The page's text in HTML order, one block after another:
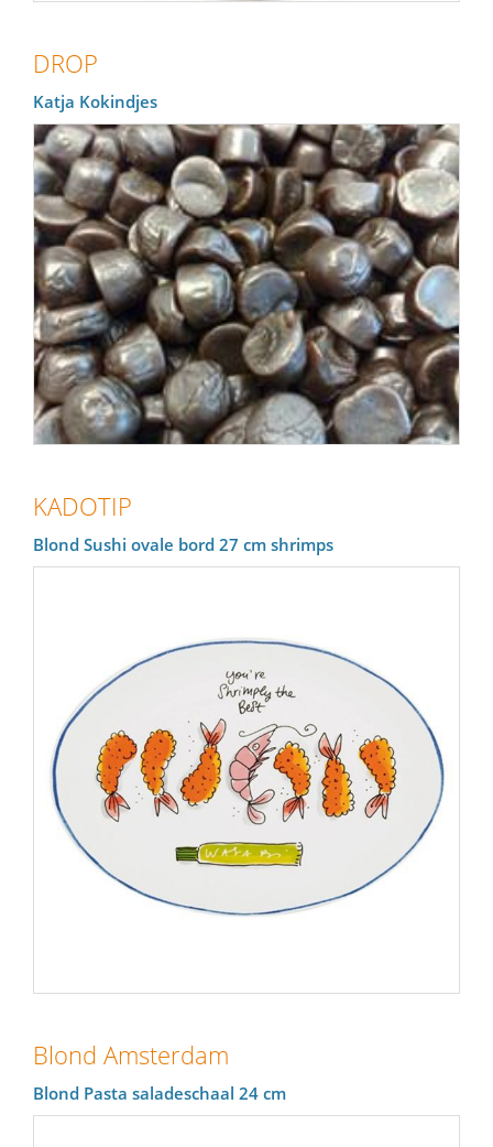
DROP
Katja Kokindjes
KADOTIP
Blond Sushi ovale bord 27 cm shrimps
Blond Amsterdam
Blond Pasta saladeschaal 24 cm